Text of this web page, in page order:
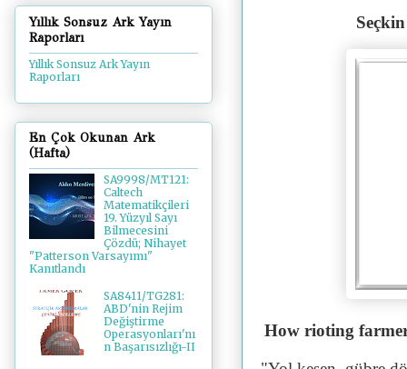
How rioting
Yıllık Sonsuz Ark Yayın
Raporları
Yıllık Sonsuz Ark Yayın
Raporları
En Çok Okunan Ark
(Hafta)
SA9998/MT121:
Caltech
Matematikçileri
19. Yüzyıl Sayı
Bilmecesini
Çözdü; Nihayet
"Patterson Varsayımı"
Kanıtlandı
SA8411/TG281:
ABD'nin Rejim
Değiştirme
Operasyonları'nı
n Başarısızlığı-II